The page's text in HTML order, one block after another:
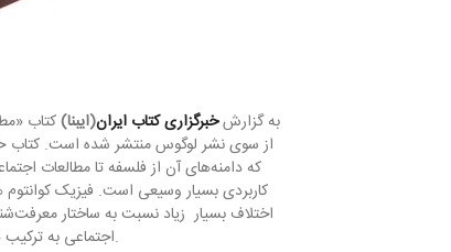
به گزارشخبرگزاری کتاب ایران(ایبنا)کتاب
از سوی نشر لوگوس منتشر شده است. کتاب
که دامنه‌های آن از فلسفه تا مطالعات
کاربردی بسیار وسیعی است. فیزیک
اختلاف بسیار زیاد نسبت به ساختار
اجتماعی به ترکیب هستی شناسی و معرفت شناسی فیزیک‌کوانتوم علوم اجتماعی پرداخته‌اند.